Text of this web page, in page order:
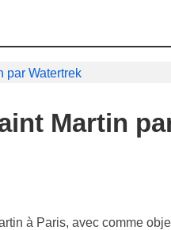
Martin
à Paris, avec comme